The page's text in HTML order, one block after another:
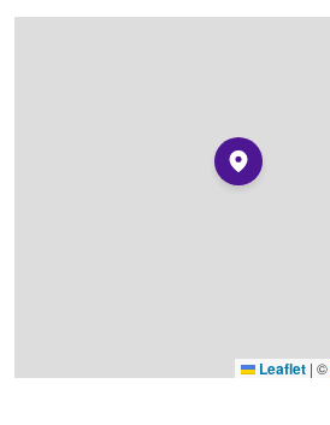
Leaflet | ©